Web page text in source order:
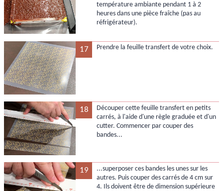
température ambiante pendant 1 à 2
heures dans une pièce fraîche (pas au
réfrigérateur).
17 Prendre la feuille transfert de votre choix.
18
Découper cette feuille transfert en petits
carrés, à l'aide d'une règle graduée et d'un
cutter. Commencer par couper des
bandes...
19
...superposer ces bandes les unes sur les
autres. Puis couper des carrés de 4 cm sur
4. Ils doivent être de dimension supérieure